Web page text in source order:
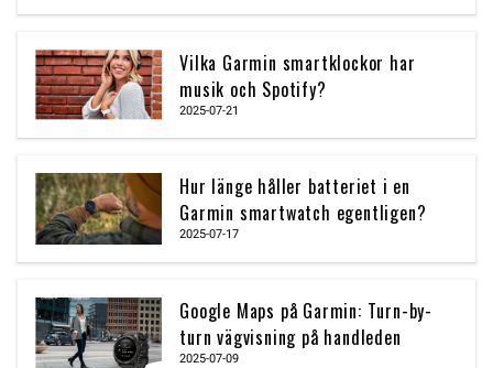
Vilka Garmin smartklockor har
musik och Spotify?
2025-07-21
Hur länge håller batteriet i en
Garmin smartwatch egentligen?
2025-07-17
Google Maps på Garmin: Turn-by-
turn vägvisning på handleden
2025-07-09